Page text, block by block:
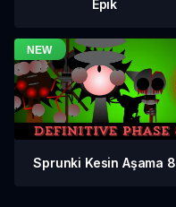
Epik
Sprunki Kesin Aşama 8